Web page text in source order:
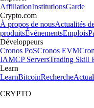
AffiliationInstitutionsGarde
Crypto.com
À propos de nousActualités
produitsÉvénementsEmplois
Développeurs
Cronos PoSCronos EVM
IAMCP ServersTrading Skill
Learn
LearnBitcoinRecherche
CRYPTO